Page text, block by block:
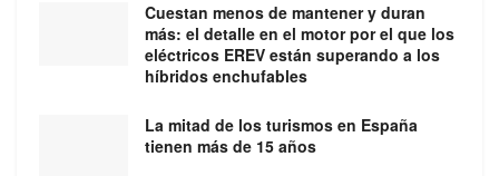
Cuestan menos de mantener y duran
más: el detalle en el motor por el que los
eléctricos EREV están superando a los
híbridos enchufables
La mitad de los turismos en España
tienen más de 15 años